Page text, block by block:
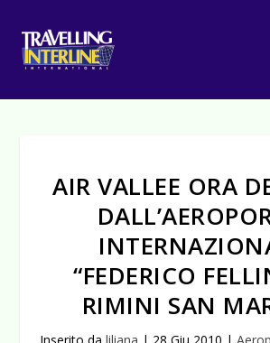
AIR VALLEE ORA
“FEDERICO
RIMINI SAN